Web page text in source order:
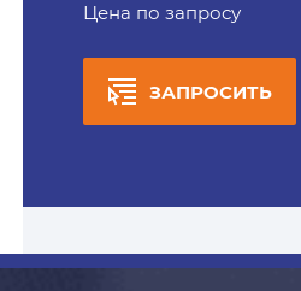
Цена по запросу
ЗАПРОСИТЬ